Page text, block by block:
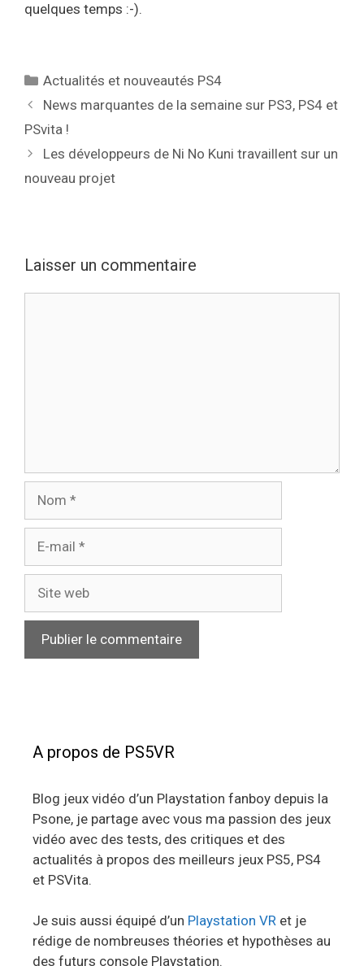
quelques temps :-).
Catégories
Actualités et nouveautés PS4
News marquantes de la semaine sur PS3, PS4 et
PSvita !
Les développeurs de Ni No Kuni travaillent sur un
nouveau projet
Laisser un commentaire
mail
web
A propos de PS5VR
Blog jeux vidéo d’un Playstation fanboy depuis la
Psone, je partage avec vous ma passion des jeux
vidéo avec des tests, des critiques et des
actualités à propos des meilleurs jeux PS5, PS4
et PSVita.
Je suis aussi équipé d’un Playstation VR et je
rédige de nombreuses théories et hypothèses au
des futurs console Playstation.